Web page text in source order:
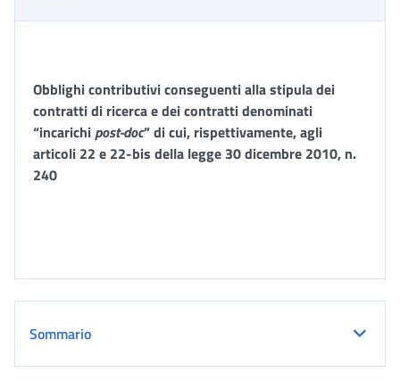
Obblighi contributivi conseguenti alla stipula dei
contratti di ricerca e dei contratti denominati
“incarichipost-doc” di cui, rispettivamente, agli
articoli 22 e 22-bis della legge 30 dicembre 2010, n.
240
Sommario